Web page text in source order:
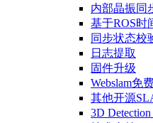
内部晶振同
基于ROS时
同步状态校
日志提取
固件升级
Webslam免
其他开源
3D